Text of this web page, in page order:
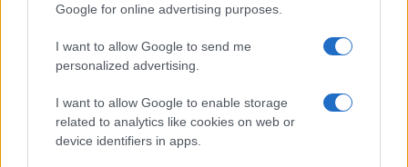
Google for online advertising purposes.
I want to allow Google to send me
personalized advertising.
I want to allow Google to enable storage
related to analytics like cookies on web or
device identifiers in apps.
Το FIAT 500 Hybrid τώρα από 18.990 ευρώ